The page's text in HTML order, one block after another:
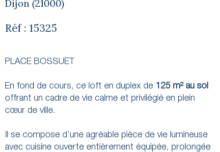
Dijon (21000)
Réf : 15325
PLACE BOSSUET
En fond de cours, ce loft en duplex de 125 m² au sol
offrant un cadre de vie calme et privilégié en plein
cœur de ville.
Il se compose d’une agréable pièce de vie lumineuse
avec cuisine ouverte entièrement équipée, prolongée